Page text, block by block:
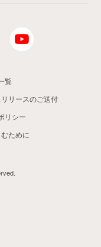
覧
リースのご送付
リシー
ために